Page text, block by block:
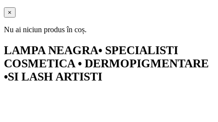
×
Nu ai niciun produs în coș.
LAMPA NEAGRA• SPECIALISTI
COSMETICA • DERMOPIGMENTARE
•SI LASH ARTISTI